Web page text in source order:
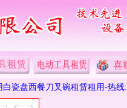
瓷盘西餐刀叉碗租赁租用-热线: